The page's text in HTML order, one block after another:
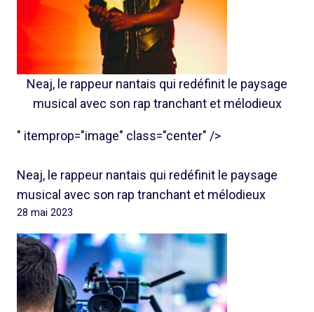
Neaj, le rappeur nantais qui redéfinit le paysage
musical avec son rap tranchant et mélodieux
" itemprop="image" class="center" />
Neaj, le rappeur nantais qui redéfinit le paysage
musical avec son rap tranchant et mélodieux
28 mai 2023